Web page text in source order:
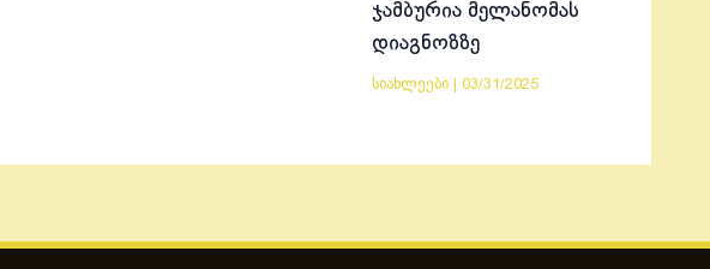
ჯამბურია მელანომას
დიაგნოზზე
სიახლეები| 03/31/2025